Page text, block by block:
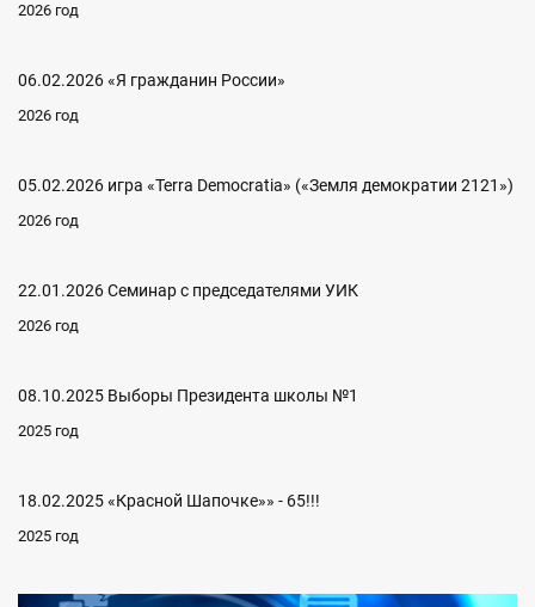
2026 год
06.02.2026 «Я гражданин России»
2026 год
05.02.2026 игра «Terra Democratia» («Земля демократии 2121»)
2026 год
22.01.2026 Семинар с председателями УИК
2026 год
08.10.2025 Выборы Президента школы №1
2025 год
18.02.2025 «Красной Шапочке»» - 65!!!
2025 год